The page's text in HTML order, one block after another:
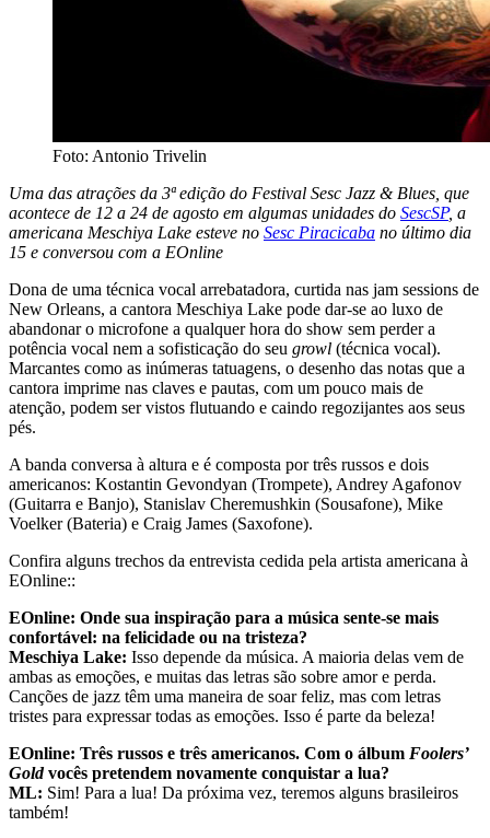
Foto: Antonio Trivelin
Uma das atrações da 3ª edição do Festival Sesc Jazz & Blues, que
acontece de 12 a 24 de agosto em algumas unidades do SescSP, a
americana Meschiya Lake esteve no Sesc Piracicaba no último dia
15 e conversou com a EOnline
Dona de uma técnica vocal arrebatadora, curtida nas jam sessions de
New Orleans, a cantora Meschiya Lake pode dar-se ao luxo de
abandonar o microfone a qualquer hora do show sem perder a
potência vocal nem a sofisticação do seu growl (técnica vocal).
Marcantes como as inúmeras tatuagens, o desenho das notas que a
cantora imprime nas claves e pautas, com um pouco mais de
atenção, podem ser vistos flutuando e caindo regozijantes aos seus
pés.
A banda conversa à altura e é composta por três russos e dois
americanos: Kostantin Gevondyan (Trompete), Andrey Agafonov
(Guitarra e Banjo), Stanislav Cheremushkin (Sousafone), Mike
Voelker (Bateria) e Craig James (Saxofone).
Confira alguns trechos da entrevista cedida pela artista americana à
EOnline::
EOnline: Onde sua inspiração para a música sente-se mais
confortável: na felicidade ou na tristeza?
Meschiya Lake: Isso depende da música. A maioria delas vem de
ambas as emoções, e muitas das letras são sobre amor e perda.
Canções de jazz têm uma maneira de soar feliz, mas com letras
tristes para expressar todas as emoções. Isso é parte da beleza!
EOnline: Três russos e três americanos. Com o álbum Foolers’
Goldvocês pretendem novamente conquistar a lua?
ML: Sim! Para a lua! Da próxima vez, teremos alguns brasileiros
também!